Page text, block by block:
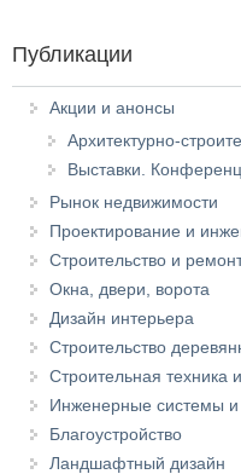
Публикации
Акции и анонсы
Архитектурно-
Выставки.
Рынок недвижимости
Проектирование и
Строительство и
Окна, двери, ворота
Дизайн интерьера
Строительство
Строительная техника
Инженерные системы и
Благоустройство
Ландшафтный дизайн